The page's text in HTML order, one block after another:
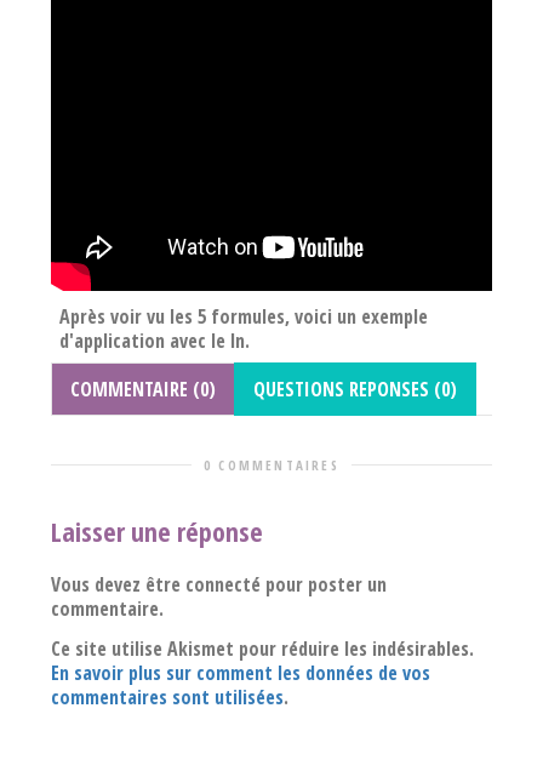
Après voir vu les 5 formules, voici un exemple
d'application avec le ln.
COMMENTAIRE (0)
QUESTIONS REPONSES (0)
0 COMMENTAIRES
Laisser une réponse
Vous devez être connecté pour poster un
commentaire.
Ce site utilise Akismet pour réduire les indésirables.
En savoir plus sur comment les données de vos
commentaires sont utilisées.